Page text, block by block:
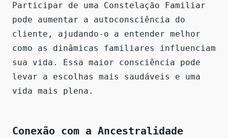
Participar de uma Constelação Familiar
pode aumentar a autoconsciência do
cliente, ajudando-o a entender melhor
como as dinâmicas familiares influenciam
sua vida. Essa maior consciência pode
levar a escolhas mais saudáveis e uma
vida mais plena.
Conexão com a Ancestralidade